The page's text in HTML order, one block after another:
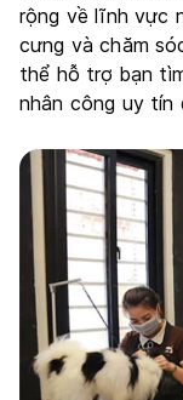
rộng về lĩnh vực
cưng và chăm
thể hỗ trợ bạn
nhân công uy tín